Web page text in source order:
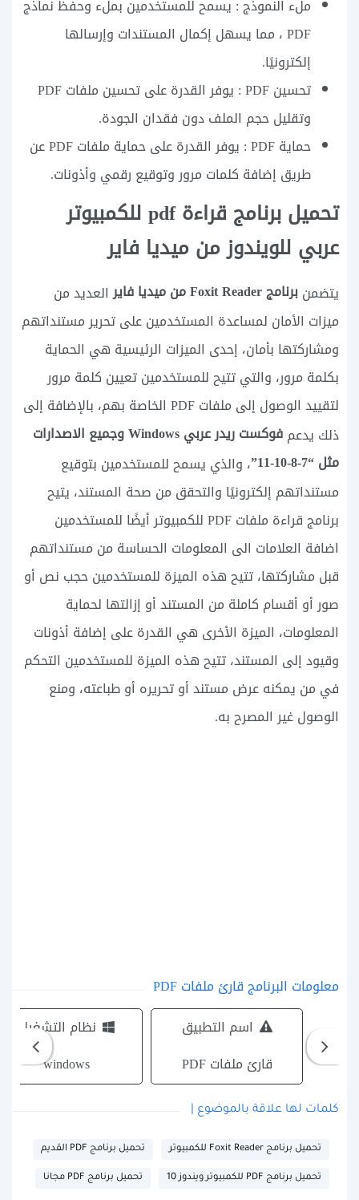
ملء النموذج : يسمح للمستخدمين بملء وحفظ نماذج
PDF ، مما يسهل إكمال المستندات وإرسالها
إلكترونيًا.
تحسين PDF : يوفر القدرة على تحسين ملفات PDF
وتقليل حجم الملف دون فقدان الجودة.
حماية PDF : يوفر القدرة على حماية ملفات PDF عن
طريق إضافة كلمات مرور وتوقيع رقمي وأذونات.
تحميل برنامج قراءة pdf للكمبيوتر
عربي للويندوز من ميديا فاير
يتضمنبرنامج Foxit Reader من ميديا فاير
العديد من
ميزات الأمان لمساعدة المستخدمين على تحرير مستنداتهم
ومشاركتها بأمان، إحدى الميزات الرئيسية هي الحماية
بكلمة مرور، والتي تتيح للمستخدمين تعيين كلمة مرور
لتقييد الوصول إلى ملفات PDF الخاصة بهم، بالإضافة إلى
ذلك يدعم
فوكست ريدر عربي Windows وجميع الاصدارات
مثل “7-8-10-11”
، والذي يسمح للمستخدمين بتوقيع
مستنداتهم إلكترونيًا والتحقق من صحة المستند، يتيح
برنامج قراءة ملفات PDF للكمبيوتر أيضًا للمستخدمين
اضافة العلامات الى المعلومات الحساسة من مستنداتهم
قبل مشاركتها، تتيح هذه الميزة للمستخدمين حجب نص أو
صور أو أقسام كاملة من المستند أو إزالتها لحماية
المعلومات، الميزة الأخرى هي القدرة على إضافة أذونات
وقيود إلى المستند، تتيح هذه الميزة للمستخدمين التحكم
في من يمكنه عرض مستند أو تحريره أو طباعته، ومنع
الوصول غير المصرح به.
معلومات البرنامج قارئ ملفات PDF
اسم التطبيق
قارئ ملفات PDF
نظام التشغيل
windows
كلمات لها علاقة بالموضوع |
تحميل برنامج Foxit Reader للكمبيوتر تحميل برنامج PDF القديم
تحميل برنامج PDF للكمبيوتر ويندوز 10 تحميل برنامج PDF مجانا